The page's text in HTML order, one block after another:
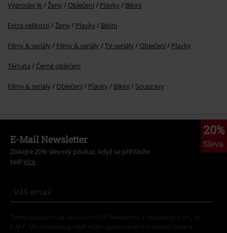
Výprodej % Ženy Oblečení Plavky Bikini
Extra velikosti Ženy Plavky Bikini
Filmy & seriály Filmy & seriály TV-seriály Oblečení Plavky
Témata Černé oblečení
Filmy & seriály Oblečení Plavky Bikini Soupravy
20%
Sleva
E-Mail Newsletter
Získejte 20% slevový poukaz, když se přihlásíte
teď! Více
Tímto souhlasím se zasíláním EMP Newslettru a souhlasím s tím, že
E.M.P. Merchandising mbH může zpracovávat mé osobní údaje a